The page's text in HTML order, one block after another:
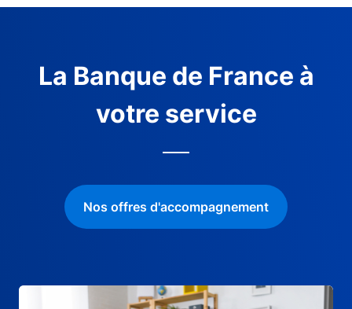
La Banque de France à
votre service
Nos offres d'accompagnement